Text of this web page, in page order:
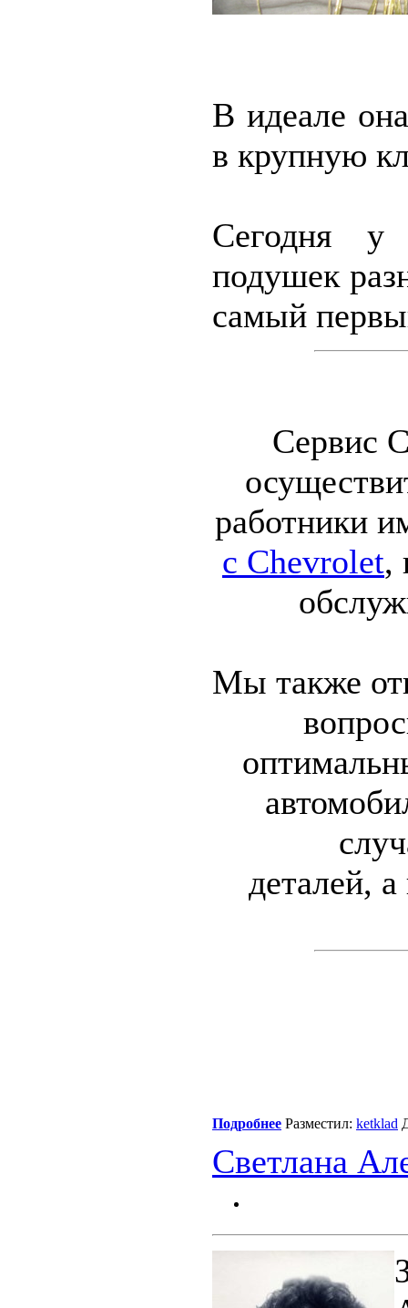
В идеале
в крупную
Сегодня у
подушек
самый
Сервис
работники
с Chevrolet,
Мы также
деталей,
Подробнее Разместил: ketklad
Светлана